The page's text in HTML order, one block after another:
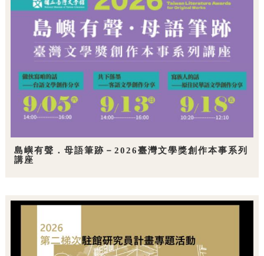
島嶼有聲．母語筆跡－2026臺灣文學獎創作本事系列
講座